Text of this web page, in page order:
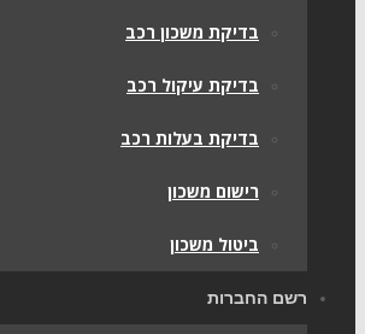
בדיקת משכון רכב
בדיקת עיקול רכב
בדיקת בעלות רכב
רישום משכון
ביטול משכון
רשם החברות